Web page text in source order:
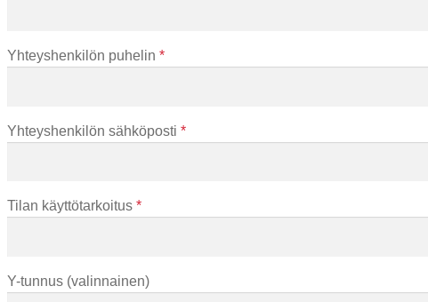
Yhteyshenkilön puhelin *
Yhteyshenkilön sähköposti *
Tilan käyttötarkoitus *
Y-tunnus (valinnainen)